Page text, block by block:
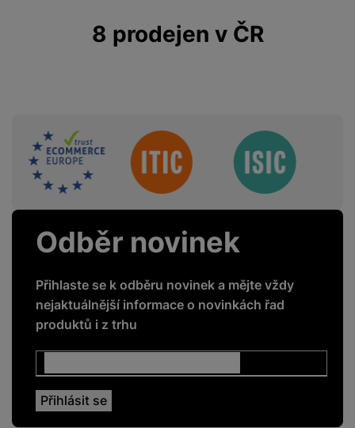
Materiál
Hmotnost balení 85 g
Délka balení 17 CM
Šířka balení 8,7 CM
8 prodejen v ČR
Sdružení
Odběr novinek
Přihlaste se k odběru novinek a mějte vždy
nejaktuálnější informace o novinkách řad
produktů i z trhu